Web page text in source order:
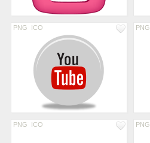
PNG ICO PNG
PNG ICO PNG